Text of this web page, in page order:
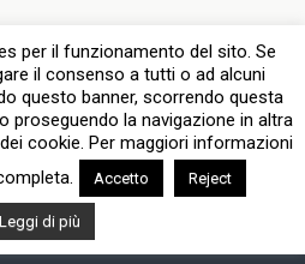
per il funzionamento del sito. Se
il consenso a tutti o ad alcuni
questo banner, scorrendo questa
proseguendo la navigazione in altra
cookie. Per maggiori informazioni
Accetto Reject
Leggi di più